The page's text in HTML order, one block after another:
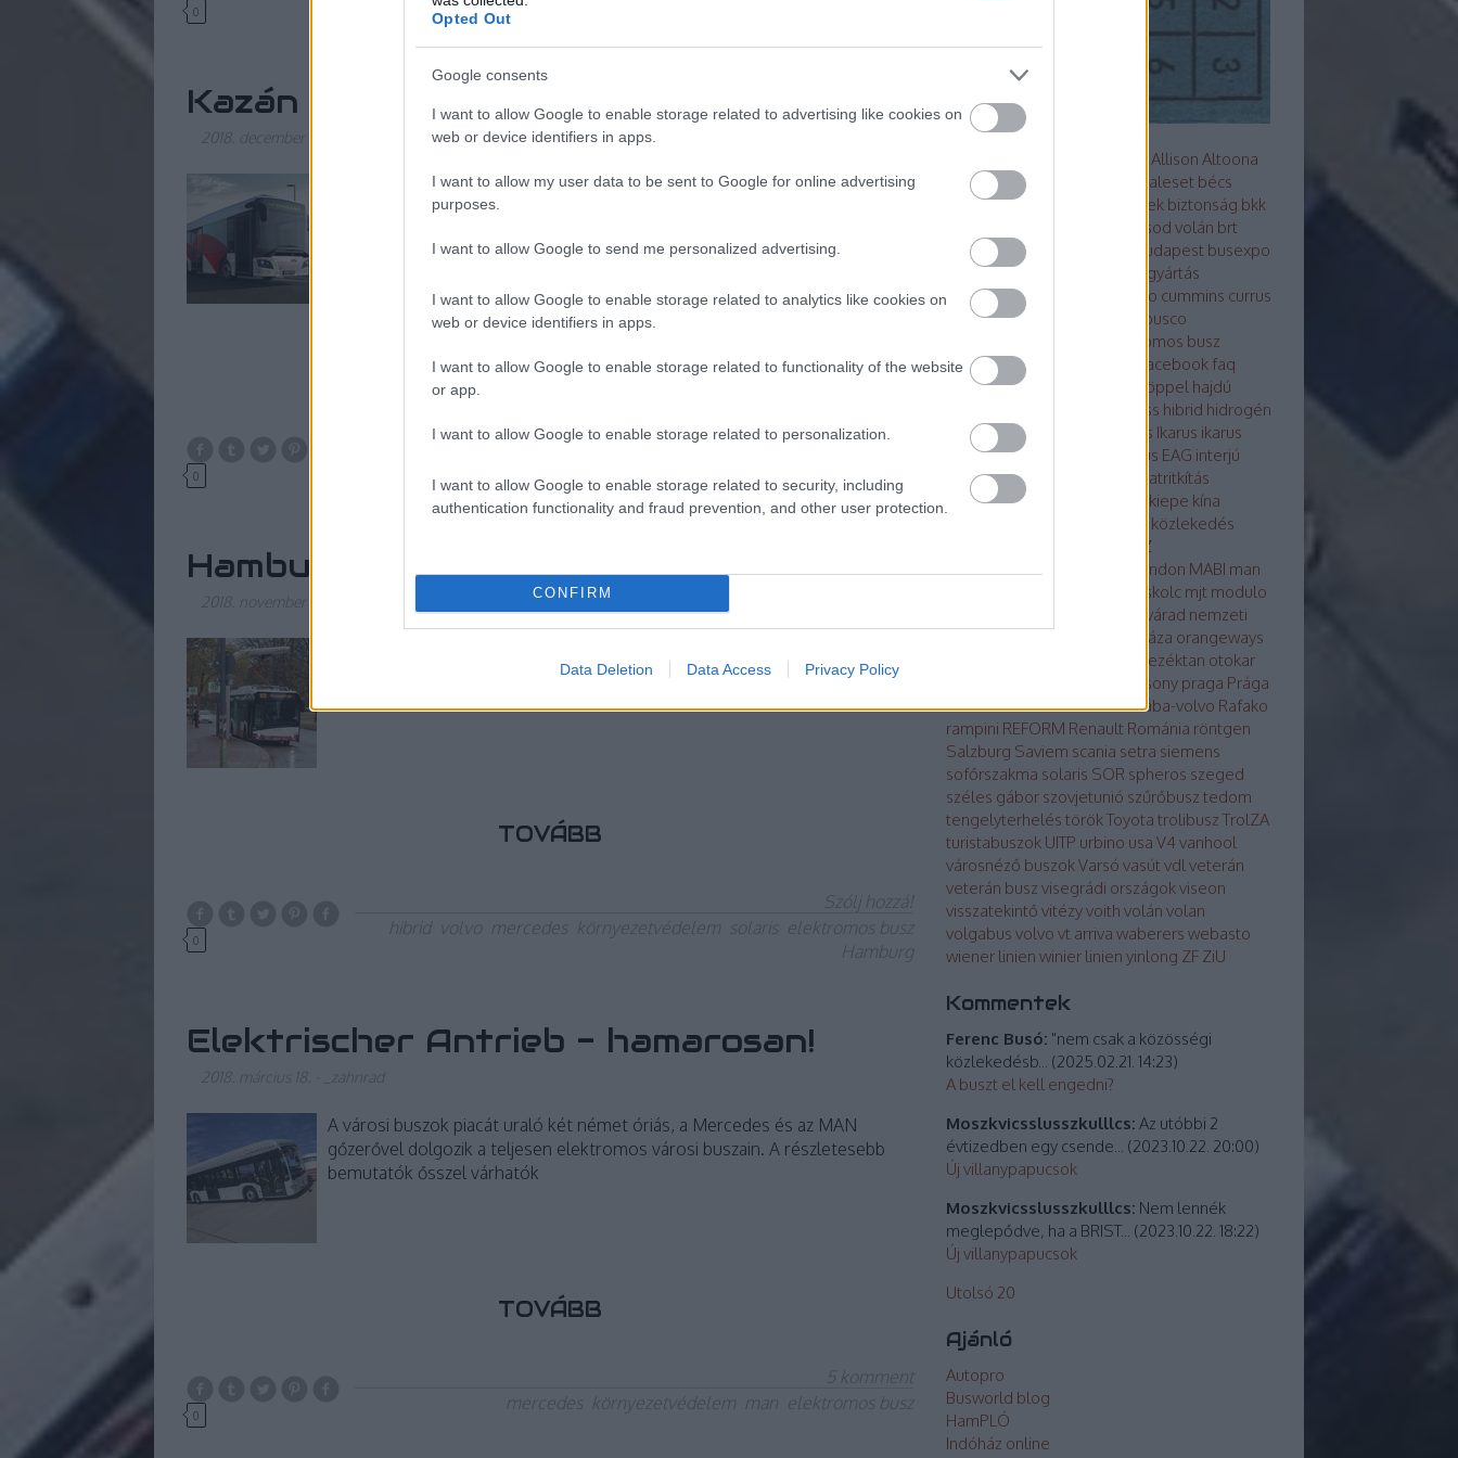
Opted Out
Google consents
I want to allow Google to enable storage related to advertising like cookies on
web or device identifiers in apps.
I want to allow my user data to be sent to Google for online advertising
purposes.
I want to allow Google to send me personalized advertising.
I want to allow Google to enable storage related to analytics like cookies on
web or device identifiers in apps.
I want to allow Google to enable storage related to functionality of the website
or app.
I want to allow Google to enable storage related to personalization.
I want to allow Google to enable storage related to security, including
authentication functionality and fraud prevention, and other user protection.
CONFIRM
Data Deletion Data Access Privacy Policy
0
Kazán után villanybusz
2018. december 09.
Elektromos busz gyártásba fog az ipari kazánokat és erőművi rendszereket
gyártó lengyel Rafako.
TOVÁBB
0
1komment
Hamburgban az ősz
2018. november 15.
TOVÁBB
0
Szólj hozzá!
hibrid
volvo mercedes környezetvédelem solaris elektromos busz
Hamburg
Elektrischer Antrieb - hamarosan!
2018. március 18.
A városi buszok piacát uraló két német óriás, a Mercedes és az MAN
gőzerővel dolgozik a teljesen elektromos városi buszain. A részletesebb
bemutatók ősszel várhatók
TOVÁBB
0
5 komment
mercedes környezetvédelem man elektromos busz
Allison Altoona
amz
arc ARRIVAL baleset bécs
bemutató
beszerzések biztonság bkk
borsod volán brt
búcsú
Búcsú a korelnöktől budapest busexpo
busworldbuszfesztivál
buszgyártás
buszsofőrbvg credo cummins currus
debrecen
Ebusco
elektromos busz
Elektro tudástár
facebook faq
futárganzgeneral motors göppel hajdú
hess hibrid hidrogén
hírek hispano ikarbus Ikarus ikarus
Ikarus200 50
Ikarus EAG interjú
irisbusirizar
járatritkítás
Kaposvárkarsan kiepe kína
közlekedés
LAZ
légkondicionálás
london MABI man
miskolc mjt modulo
Nagyvárad nemzeti
nyíregyháza orangeways
Orosz busznevezéktan otokar
Pozsony praga Prága
rábaRába-LISTRába-MVGrába-volvo Rafako
rampini REFORM Renault Románia röntgen
Salzburg Saviem scania setra siemens
sofőrszakma solaris SOR spheros szeged
széles gábor szovjetunió szűrőbusz tedom
tengelyterhelés törökToyota trolibusz TrolZA
turistabuszok UITP urbino usa V4 vanhool
városnéző buszokVarsó vasút vdlveterán
veterán busz visegrádi országokviseon
visszatekintő vitézyvoith volán volan
volgabus volvo vt arriva waberers webasto
wiener linien winier linien yinlong ZF ZiU
Kommentek
Ferenc Busó: "nem csak a közösségi
közlekedésb... (2025.02.21. 14:23)
A buszt el kell engedni?
Moszkvicsslusszkulllcs: Az utóbbi 2
évtizedben egy csende... (2023.10.22. 20:00)
Új villanypapucsok
Moszkvicsslusszkulllcs: Nem lennék
meglepődve, ha a BRIST... (2023.10.22. 18:22)
Új villanypapucsok
Utolsó 20
Ajánló
Autopro
Busworld blog
HamPLÓ
Indóház online